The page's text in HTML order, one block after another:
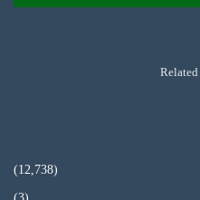
(12,738)